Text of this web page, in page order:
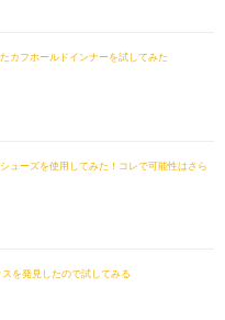
カフホールドインナーを試してみた
ューズを使用してみた！コレで可能性はさら
を発見したので試してみる